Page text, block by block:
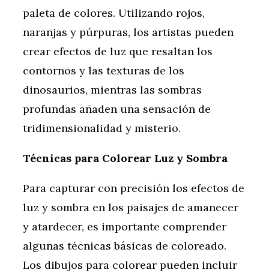
paleta de colores. Utilizando rojos,
naranjas y púrpuras, los artistas pueden
crear efectos de luz que resaltan los
contornos y las texturas de los
dinosaurios, mientras las sombras
profundas añaden una sensación de
tridimensionalidad y misterio.
Técnicas para Colorear Luz y Sombra
Para capturar con precisión los efectos de
luz y sombra en los paisajes de amanecer
y atardecer, es importante comprender
algunas técnicas básicas de coloreado.
Los dibujos para colorear pueden incluir